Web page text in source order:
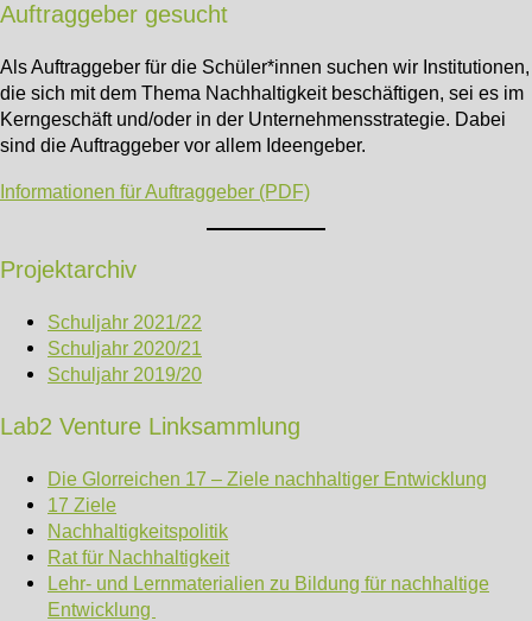
Auftraggeber gesucht
Als Auftraggeber für die Schüler*innen suchen wir Institutionen,
die sich mit dem Thema Nachhaltigkeit beschäftigen, sei es im
Kerngeschäft und/oder in der Unternehmensstrategie. Dabei
sind die Auftraggeber vor allem Ideengeber.
Informationen für Auftraggeber (PDF)
Projektarchiv
Schuljahr 2021/22
Schuljahr 2020/21
Schuljahr 2019/20
Lab2 Venture Linksammlung
Die Glorreichen 17 – Ziele nachhaltiger Entwicklung
17 Ziele
Nachhaltigkeitspolitik
Rat für Nachhaltigkeit
Lehr- und Lernmaterialien zu Bildung für nachhaltige
Entwicklung